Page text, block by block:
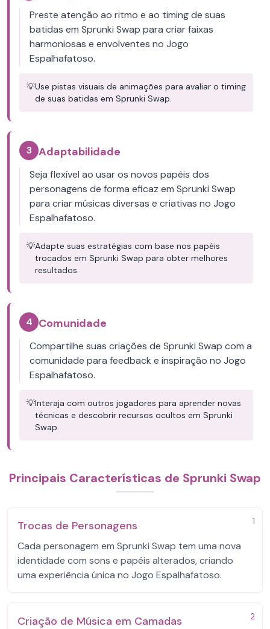
Preste atenção ao ritmo e ao timing de suas
batidas em Sprunki Swap para criar faixas
harmoniosas e envolventes no Jogo
Espalhafatoso.
💡Use pistas visuais de animações para avaliar o timing
de suas batidas em Sprunki Swap.
3 Adaptabilidade
Seja flexível ao usar os novos papéis dos
personagens de forma eficaz em Sprunki Swap
para criar músicas diversas e criativas no Jogo
Espalhafatoso.
💡Adapte suas estratégias com base nos papéis
trocados em Sprunki Swap para obter melhores
resultados.
4 Comunidade
Compartilhe suas criações de Sprunki Swap com a
comunidade para feedback e inspiração no Jogo
Espalhafatoso.
💡Interaja com outros jogadores para aprender novas
técnicas e descobrir recursos ocultos em Sprunki
Swap.
Principais Características de Sprunki Swap
1
Trocas de Personagens
Cada personagem em Sprunki Swap tem uma nova
identidade com sons e papéis alterados, criando
uma experiência única no Jogo Espalhafatoso.
2
Criação de Música em Camadas